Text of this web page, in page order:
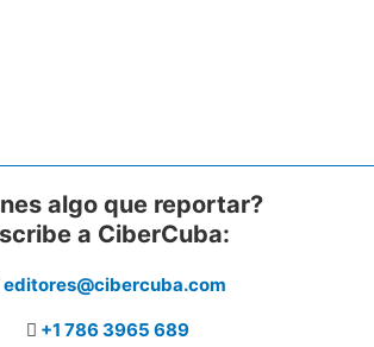
algo que reportar?
a CiberCuba:
editores@cibercuba.com
+1 786 3965 689